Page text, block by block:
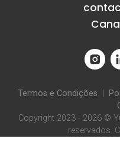
Termos e Condições
Copyright 2023 - 2026 ©
reservados.